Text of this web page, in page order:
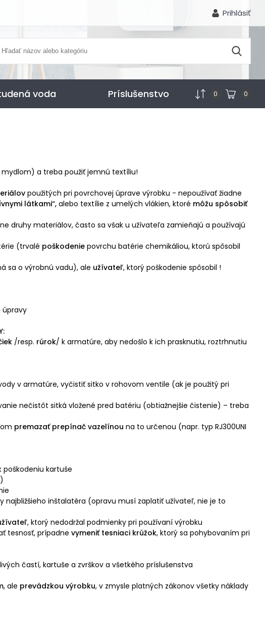
Prihlásiť
voda Príslušenstvo 0 0
a treba použiť jemnú textíliu!
použitých pri povrchovej úprave výrobku - nepoužívať žiadne
látkami“, alebo textílie z umelých vlákien, ktoré môžu spôsobiť
druhy materiálov, často sa však u užívateľa zamieňajú a používajú
(trvalé poškodenie povrchu batérie chemikáliou, ktorú spôsobil
sa o výrobnú vadu), ale užívateľ, ktorý poškodenie spôsobil !
úpravy
/resp. rúrok/ k armatúre, aby nedošlo k ich prasknutiu, roztrhnutiu
v armatúre, vyčistiť sitko v rohovom ventile (ak je použitý pri
nečistôt sitká vložené pred batériu (obtiažnejšie čistenie) – treba
premazať prepínač vazelínou na to určenou (napr. typ RJ300UNI
poškodeniu kartuše
najbližšieho inštalatéra (opravu musí zaplatiť užívateľ, nie je to
, ktorý nedodržal podmienky pri používaní výrobku
tesnosť, prípadne vymeniť tesniaci krúžok, ktorý sa pohybovaním pri
častí, kartuše a zvrškov a všetkého príslušenstva
, ale prevádzkou výrobku, v zmysle platných zákonov všetky náklady